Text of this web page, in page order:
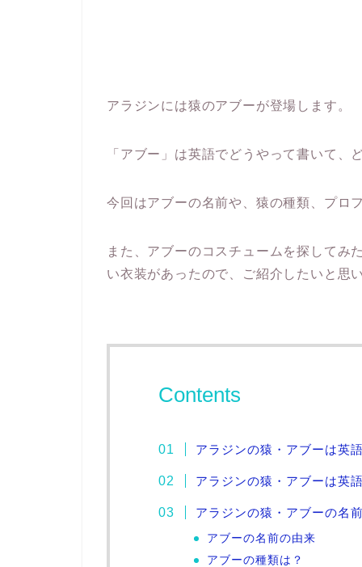
アラジンには猿のアブーが登場します。
「アブー」は英語でどうやって書いて、
今回はアブーの名前や、猿の種類、プロ
また、アブーのコスチュームを探してみ
い衣装があったので、ご紹介したいと思
Contents
アラジンの猿・アブーは英
アラジンの猿・アブーは英
アラジンの猿・アブーの名
アブーの名前の由来
アブーの種類は？